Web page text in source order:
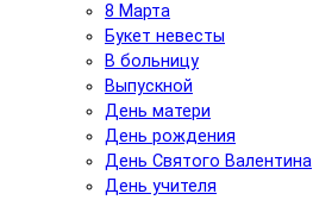
8 Марта
Букет невесты
В больницу
Выпускной
День матери
День рождения
День Святого Валентина
День учителя